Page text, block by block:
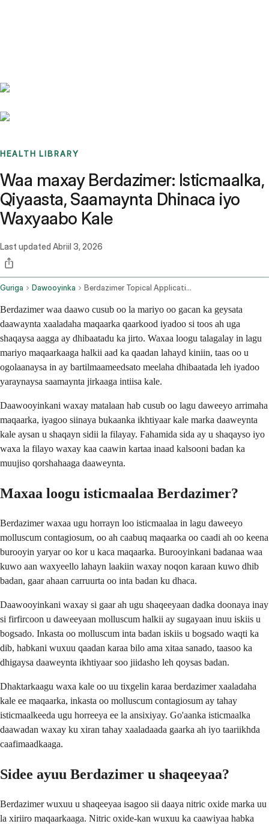
HEALTH LIBRARY
Waa maxay Berdazimer: Isticmaalka,
Qiyaasta, Saamaynta Dhinaca iyo
Waxyaabo Kale
Last updated Abriil 3, 2026
Guriga Dawooyinka Berdazimer Topical Application Route
Berdazimer waa daawo cusub oo la mariyo oo gacan ka geysata
daawaynta xaaladaha maqaarka qaarkood iyadoo si toos ah uga
shaqaysa aagga ay dhibaatadu ka jirto. Waxaa loogu talagalay in lagu
mariyo maqaarkaaga halkii aad ka qaadan lahayd kiniin, taas oo u
ogolaanaysa in ay bartilmaameedsato meelaha dhibaatada leh iyadoo
yaraynaysa saamaynta jirkaaga intiisa kale.
Daawooyinkani waxay matalaan hab cusub oo lagu daweeyo arrimaha
maqaarka, iyagoo siinaya bukaanka ikhtiyaar kale marka daaweynta
kale aysan u shaqayn sidii la filayay. Fahamida sida ay u shaqayso iyo
waxa la filayo waxay kaa caawin kartaa inaad kalsooni badan ka
muujiso qorshahaaga daaweynta.
Maxaa loogu isticmaalaa Berdazimer?
Berdazimer waxaa ugu horrayn loo isticmaalaa in lagu daweeyo
molluscum contagiosum, oo ah caabuq maqaarka oo caadi ah oo keena
burooyin yaryar oo kor u kaca maqaarka. Burooyinkani badanaa waa
kuwo aan waxyeello lahayn laakiin waxay noqon karaan kuwo dhib
badan, gaar ahaan carruurta oo inta badan ku dhaca.
Daawooyinkani waxay si gaar ah ugu shaqeeyaan dadka doonaya inay
si firfircoon u daweeyaan molluscum halkii ay sugayaan inuu iskiis u
bogsado. Inkasta oo molluscum inta badan iskiis u bogsado waqti ka
dib, habkani wuxuu qaadan karaa bilo ama xitaa sanado, taasoo ka
dhigaysa daaweynta ikhtiyaar soo jiidasho leh qoysas badan.
Dhaktarkaagu waxa kale oo uu tixgelin karaa berdazimer xaaladaha
kale ee maqaarka, inkasta oo molluscum contagiosum ay tahay
isticmaalkeeda ugu horreeya ee la ansixiyay. Go'aanka isticmaalka
daawadan waxay ku xiran tahay xaaladaada gaarka ah iyo taariikhda
caafimaadkaaga.
Sidee ayuu Berdazimer u shaqeeyaa?
Berdazimer wuxuu u shaqeeyaa isagoo sii daaya nitric oxide marka uu
la xiriiro maqaarkaaga. Nitric oxide-kan wuxuu ka caawiyaa habka